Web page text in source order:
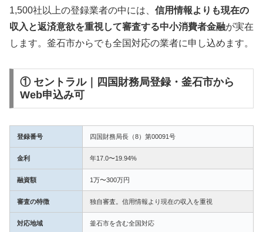
1,500社以上の登録業者の中には、 信用情報よりも現在の
収入と返済意欲を重視して審査する中小消費者金融が実在
します。釜石市からでも全国対応の業者に申し込めます。
① セントラル｜四国財務局登録・釜石市から
Web申込み可
登録番号 四国財務局長（8）第00091号
金利 年17.0〜19.94%
融資額 1万〜300万円
審査の特徴 独自審査。信用情報より現在の収入を重視
対応地域 釜石市を含む全国対応